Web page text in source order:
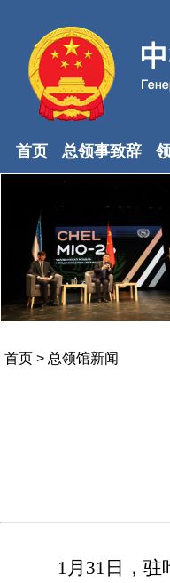
首页 总领事致辞
首页 > 总领馆新闻
1月31日，